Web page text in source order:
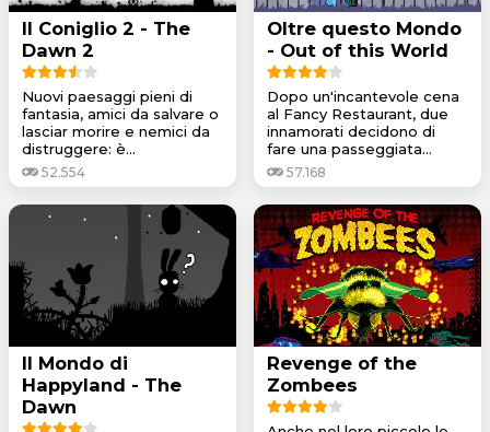
Il Coniglio 2 - The
Dawn 2
Nuovi paesaggi pieni di
fantasia, amici da salvare o
lasciar morire e nemici da
distruggere: è...
52.554
Oltre questo Mondo
- Out of this World
Dopo un'incantevole cena
al Fancy Restaurant, due
innamorati decidono di
fare una passeggiata...
57.168
Il Mondo di
Happyland - The
Dawn
Revenge of the
Zombees